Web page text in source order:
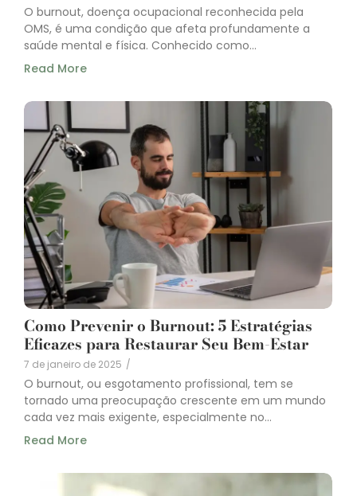
O burnout, doença ocupacional reconhecida pela
OMS, é uma condição que afeta profundamente a
saúde mental e física. Conhecido como...
Read More
Como Prevenir o Burnout: 5 Estratégias
Eficazes para Restaurar Seu Bem-Estar
7 de janeiro de 2025 /
O burnout, ou esgotamento profissional, tem se
tornado uma preocupação crescente em um mundo
cada vez mais exigente, especialmente no...
Read More